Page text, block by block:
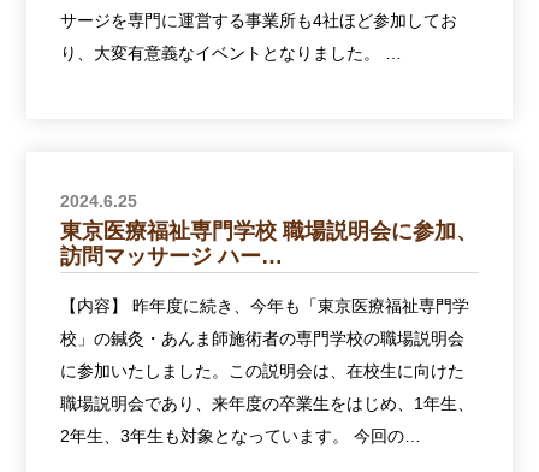
サージを専門に運営する事業所も4社ほど参加してお
り、大変有意義なイベントとなりました。 …
2024.6.25
東京医療福祉専門学校 職場説明会に参加、
訪問マッサージ ハー…
【内容】 昨年度に続き、今年も「東京医療福祉専門学
校」の鍼灸・あんま師施術者の専門学校の職場説明会
に参加いたしました。この説明会は、在校生に向けた
職場説明会であり、来年度の卒業生をはじめ、1年生、
2年生、3年生も対象となっています。 今回の…